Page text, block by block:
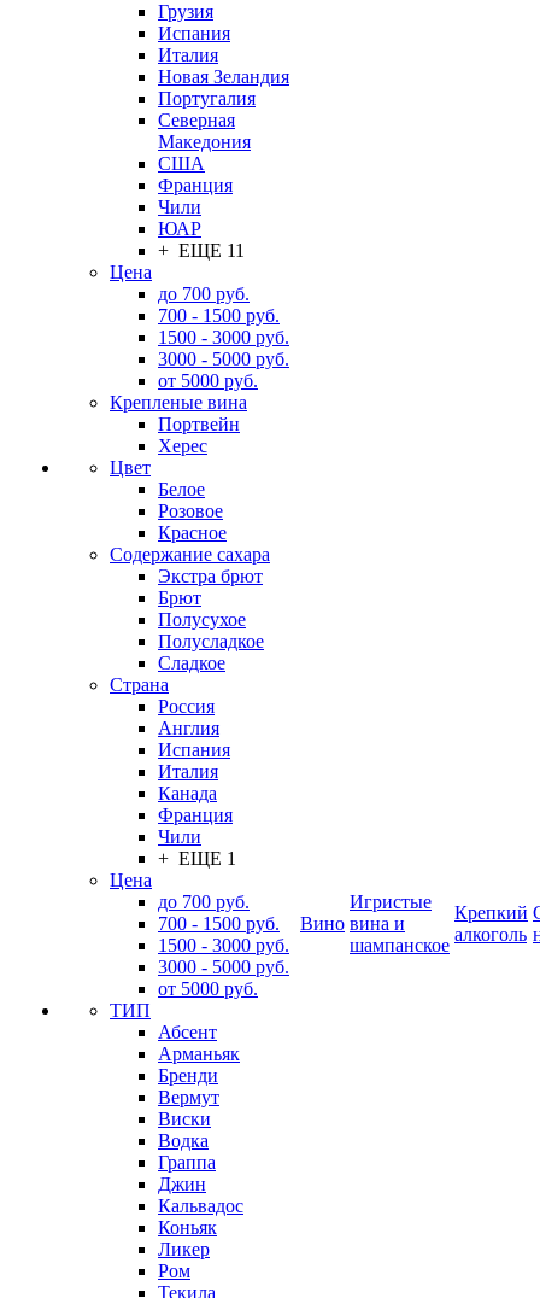
Грузия
Испания
Италия
Новая Зеландия
Португалия
Северная
Македония
США
Франция
Чили
ЮАР
+ ЕЩЕ 11
Цена
до 700 руб.
700 - 1500 руб.
1500 - 3000 руб.
3000 - 5000 руб.
от 5000 руб.
Крепленые вина
Портвейн
Херес
Цвет
Белое
Розовое
Красное
Содержание сахара
Экстра брют
Брют
Полусухое
Полусладкое
Сладкое
Страна
Россия
Англия
Испания
Италия
Канада
Франция
Чили
+ ЕЩЕ 1
Цена
до 700 руб.
700 - 1500 руб.
1500 - 3000 руб.
3000 - 5000 руб.
от 5000 руб.
ТИП
Абсент
Арманьяк
Бренди
Вермут
Виски
Водка
Граппа
Джин
Кальвадос
Коньяк
Ликер
Ром
Текила
Вино
Игристые
вина и
шампанское
Крепкий
алкоголь